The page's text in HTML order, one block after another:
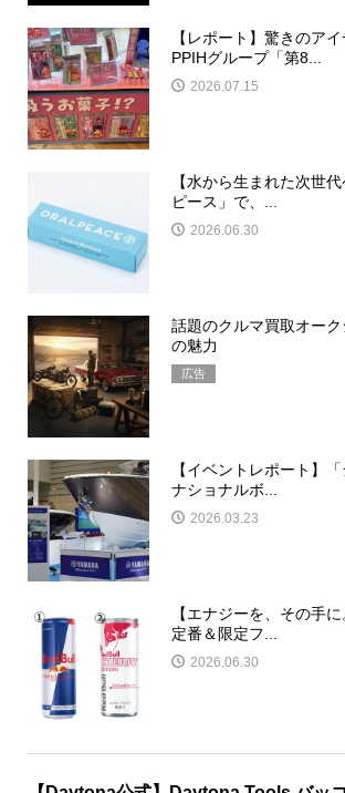
【レポート】驚きのア
PPIHグループ「第8...
2026.07.15
【水から生まれた次世
ピース」で、...
2026.06.30
話題のクルマ買取オーク
の魅力
広告
【イベントレポート】
ナショナルボ...
2026.03.23
【エナジーを、その手
定番＆限定フ...
2026.06.30